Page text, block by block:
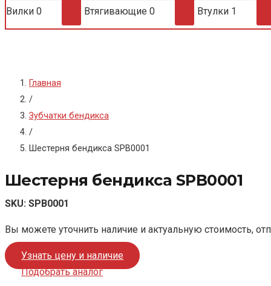
Вилки 0 Втягивающие 0 Втулки 1
Главная
/
Зубчатки бендикса
/
Шестерня бендикса SPB0001
Шестерня бендикса SPB0001
SKU: SPB0001
Вы можете уточнить наличие и актуальную стоимость,
Узнать цену и наличие
Подобрать аналог